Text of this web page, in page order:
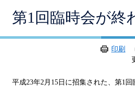
第1回臨時会が終
印刷
平成23年2月15日に招集された、第1